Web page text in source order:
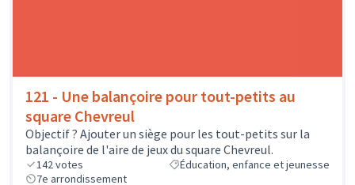
121 - Une balançoire pour tout-petits au
square Chevreul
Objectif ? Ajouter un siège pour les tout-petits sur la
balançoire de l'aire de jeux du square Chevreul.
142votes
Éducation, enfance et jeunesse
7e arrondissement